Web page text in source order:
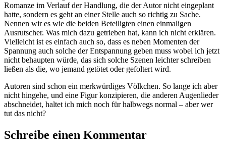
Romanze im Verlauf der Handlung, die der Autor nicht eingeplant
hatte, sondern es geht an einer Stelle auch so richtig zu Sache.
Nennen wir es wie die beiden Beteiligten einen einmaligen
Ausrutscher. Was mich dazu getrieben hat, kann ich nicht erklären.
Vielleicht ist es einfach auch so, dass es neben Momenten der
Spannung auch solche der Entspannung geben muss wobei ich jetzt
nicht behaupten würde, das sich solche Szenen leichter schreiben
ließen als die, wo jemand getötet oder gefoltert wird.
Autoren sind schon ein merkwürdiges Völkchen. So lange ich aber
nicht hingehe, und eine Figur konzipieren, die anderen Augenlieder
abschneidet, haltet ich mich noch für halbwegs normal – aber wer
tut das nicht?
Schreibe einen Kommentar